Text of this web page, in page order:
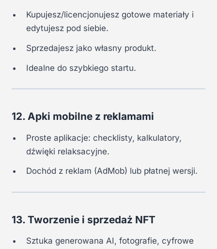
Kupujesz/licencjonujesz gotowe materiały i
edytujesz pod siebie.
Sprzedajesz jako własny produkt.
Idealne do szybkiego startu.
12. Apki mobilne z reklamami
Proste aplikacje: checklisty, kalkulatory,
dźwięki relaksacyjne.
Dochód z reklam (AdMob) lub płatnej wersji.
13. Tworzenie i sprzedaż NFT
Sztuka generowana AI, fotografie, cyfrowe